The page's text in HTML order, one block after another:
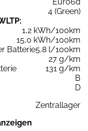
4 (Green)
1,2 kWh/100km
15,0 kWh/100km
Batterie5,8 l/100km
27 g/km
131 g/km
B
D
Zentrallager